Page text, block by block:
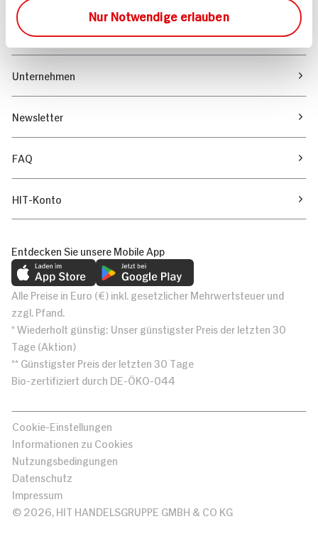
Nur Notwendige erlauben
Verantwortung & Nachhaltigkeit
Unternehmen
Newsletter
FAQ
HIT-Konto
Entdecken Sie unsere Mobile App
Alle Preise in Euro (€) inkl. gesetzlicher Mehrwertsteuer und
zzgl. Pfand.
* Wiederholt günstig: Unser günstigster Preis der letzten 30
Tage (Aktion)
** Günstigster Preis der letzten 30 Tage
Bio-zertifiziert durch DE-ÖKO-044
Cookie-Einstellungen
Informationen zu Cookies
Nutzungsbedingungen
Datenschutz
Impressum
© 2026, HIT HANDELSGRUPPE GMBH & CO KG